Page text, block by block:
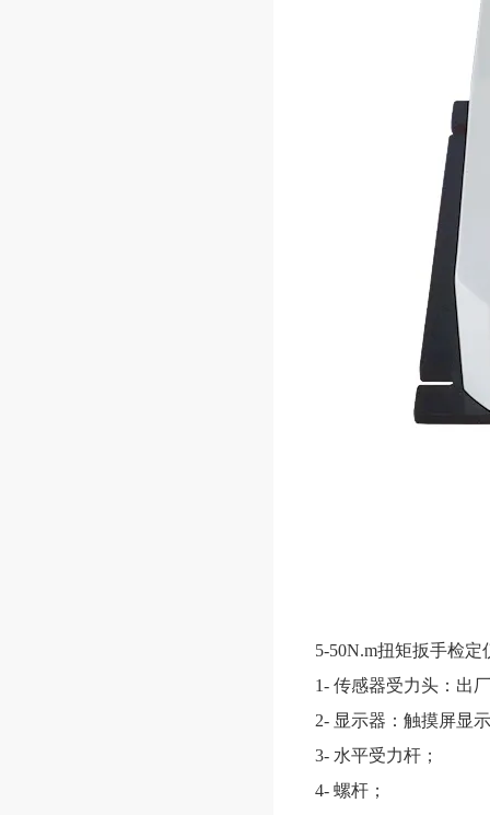
5-50N.m扭矩扳手检定
1- 传感器受力头：出
2- 显示器：触摸屏显
3- 水平受力杆；
4- 螺杆；